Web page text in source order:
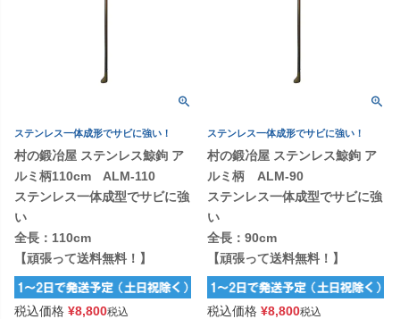
ステンレス一体成形でサビに強い！
村の鍛冶屋 ステンレス鯨鉤 ア
ルミ柄110cm ALM-110
ステンレス一体成型でサビに強
い
全長：110cm
【頑張って送料無料！】
税込価格 ¥8,800税込
ステンレス一体成形でサビに強い！
村の鍛冶屋 ステンレス鯨鉤 ア
ルミ柄 ALM-90
ステンレス一体成型でサビに強
い
全長：90cm
【頑張って送料無料！】
税込価格 ¥8,800税込